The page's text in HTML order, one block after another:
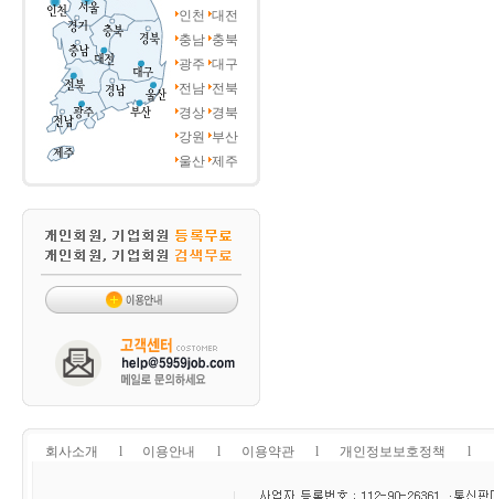
인천 대전
충남 충북
광주 대구
전남 전북
경상 경북
강원
부산
울산 제주
회사소개 l 이용안내 l 이용약관 l 개인정보보호정책 l